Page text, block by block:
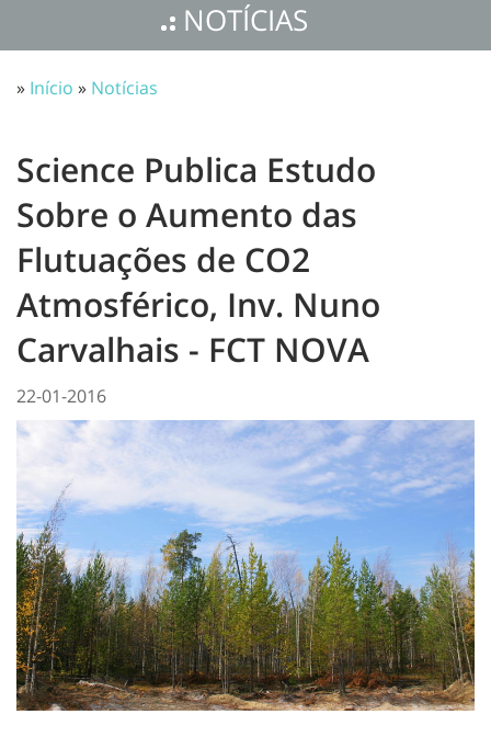
NOTÍCIAS
» Início » Notícias
Science Publica Estudo
Sobre o Aumento das
Flutuações de CO2
Atmosférico, Inv. Nuno
Carvalhais - FCT NOVA
22-01-2016